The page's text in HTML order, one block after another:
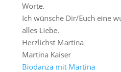
Worte.
Ich wünsche Dir/Euch eine
alles Liebe.
Herzlichst Martina
Martina Kaiser
Biodanza mit Martina